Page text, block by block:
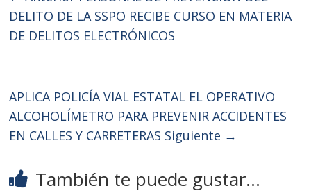
DELITO DE LA SSPO RECIBE CURSO EN MATERIA
DE DELITOS ELECTRÓNICOS
APLICA POLICÍA VIAL ESTATAL EL OPERATIVO
ALCOHOLÍMETRO PARA PREVENIR ACCIDENTES
EN CALLES Y CARRETERAS Siguiente →
También te puede gustar...